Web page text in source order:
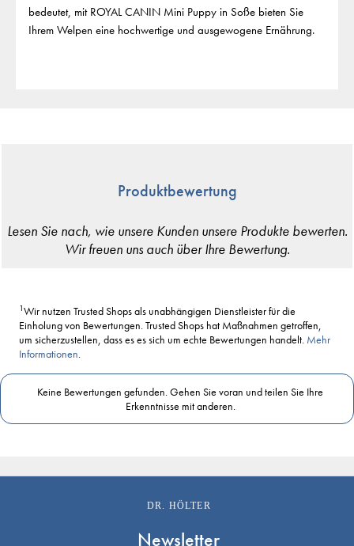
bedeutet, mit ROYAL CANIN Mini Puppy in Soße bieten Sie
Ihrem Welpen eine hochwertige und ausgewogene Ernährung.
Produktbewertung
1Wir nutzen Trusted Shops als unabhängigen Dienstleister für die
Einholung von Bewertungen. Trusted Shops hat Maßnahmen getroffen,
um sicherzustellen, dass es es sich um echte Bewertungen handelt. Mehr
Informationen.
Keine Bewertungen gefunden. Gehen Sie voran und teilen Sie Ihre
Erkenntnisse mit anderen.
DR. HÖLTER
Newsletter